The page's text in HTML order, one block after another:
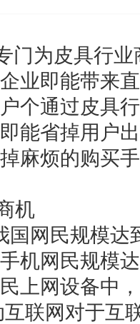
门为皮具行
业即能带来
个通过皮具
能省掉用户
麻烦的购买
机
网民规模达
机网民规模
上网设备中
联网对于互